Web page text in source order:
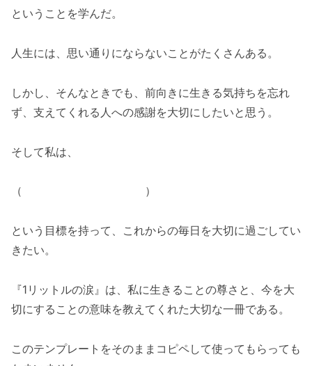
ということを学んだ。
人生には、思い通りにならないことがたくさんある。
しかし、そんなときでも、前向きに生きる気持ちを忘れ
ず、支えてくれる人への感謝を大切にしたいと思う。
そして私は、
（ ）
という目標を持って、これからの毎日を大切に過ごしてい
きたい。
『1リットルの涙』は、私に生きることの尊さと、今を大
切にすることの意味を教えてくれた大切な一冊である。
このテンプレートをそのままコピペして使ってもらっても